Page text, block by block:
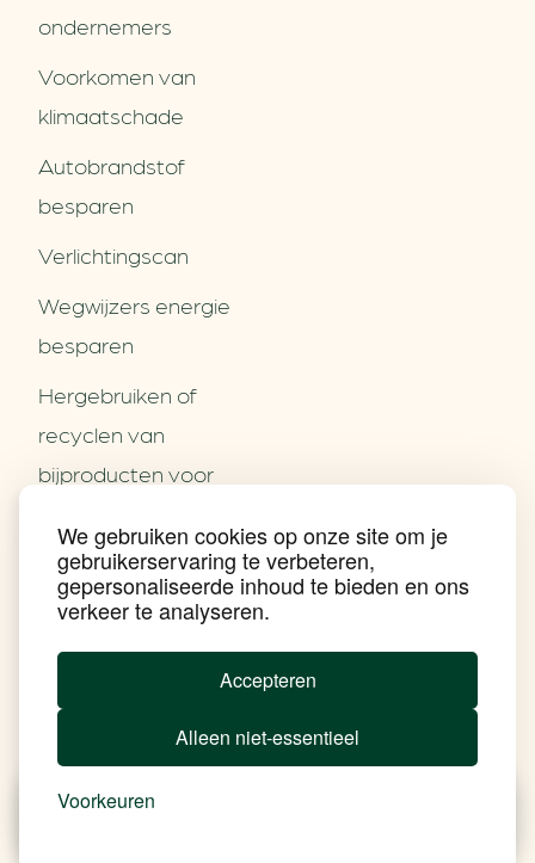
We gebruiken cookies op onze site om je
gebruikerservaring te verbeteren,
gepersonaliseerde inhoud te bieden en ons
verkeer te analyseren.
Accepteren
Alleen niet-essentieel
Voorkeuren
Partners
Contact
Nieuws
Praktijkverhalen
Events
Nieuwsbrief
Achtergrond klimaatverandering
Beprijzing van CO2
Verduurzamen bedrijventerrein
ondernemers
Voorkomen van
klimaatschade
Autobrandstof
besparen
Verlichtingscan
Wegwijzers energie
besparen
Hergebruiken of
recyclen van
bijproducten voor
Energie besparen op
uw PC
Privacy & Disclaimer